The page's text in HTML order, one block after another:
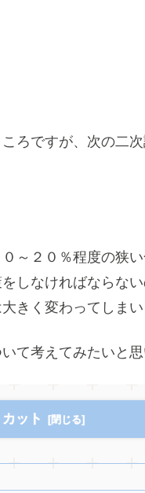
ろですが、次の二
～２０％程度の狭
しなければならな
きく変わってしまい
て考えてみたいと思
ット